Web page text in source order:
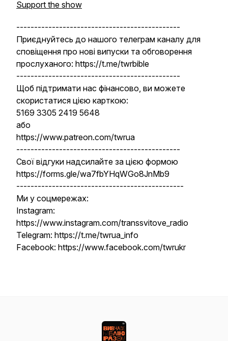
Support the show
----------------------------------------------
Приєднуйтесь до нашого телеграм каналу для
сповіщення про нові випуски та обговорення
прослуханого: https://t.me/twrbible
----------------------------------------------
Щоб підтримати нас фінансово, ви можете
скористатися цією карткою:
5169 3305 2419 5648
або
https://www.patreon.com/twrua
----------------------------------------------
Свої відгуки надсилайте за цією формою
https://forms.gle/wa7fbYHqWGo8JnMb9
-----------------------------------------------
Ми у соцмережах:
Instagram:
https://www.instagram.com/transsvitove_radio
Telegram: https://t.me/twrua_info
Facebook: https://www.facebook.com/twrukr